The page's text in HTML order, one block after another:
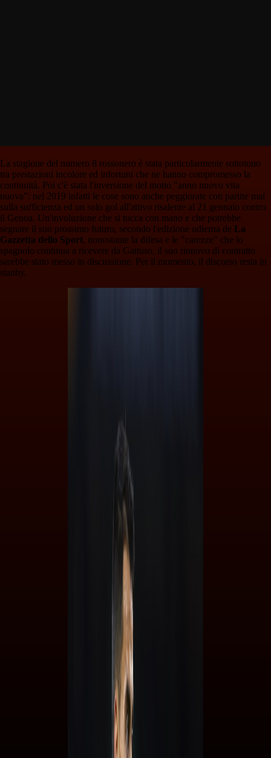
La stagione del numero 8 rossonero è stata particolarmente sottotono
tra prestazioni incolore ed infortuni che ne hanno compromesso la
continuità. Poi c'è stata l'inversione del motto "anno nuovo vita
nuova": nel 2019 infatti le cose sono anche peggiorate con partite mai
sulla sufficienza ed un solo gol all'attivo risalente al 21 gennaio contro
il Genoa. Un'involuzione che si tocca con mano e che potrebbe
segnare il suo prossimo futuro, secondo l'edizione odierna de La
Gazzetta dello Sport, nonostante la difesa e le "carezze" che lo
spagnolo continua a ricevere da Gattuso, il suo rinnovo di contratto
sarebbe stato messo in discussione. Per il momento, il discorso resta in
stanby.